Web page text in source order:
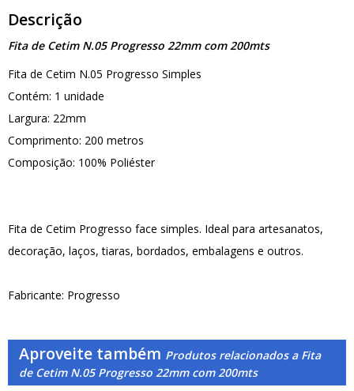
Descrição
Fita de Cetim N.05 Progresso 22mm com 200mts
Fita de Cetim N.05 Progresso Simples
Contém: 1 unidade
Largura: 22mm
Comprimento: 200 metros
Composição: 100% Poliéster
Fita de Cetim Progresso face simples. Ideal para artesanatos,
decoração, laços, tiaras, bordados, embalagens e outros.
Fabricante: Progresso
Aproveite também Produtos relacionados a Fita
de Cetim N.05 Progresso 22mm com 200mts